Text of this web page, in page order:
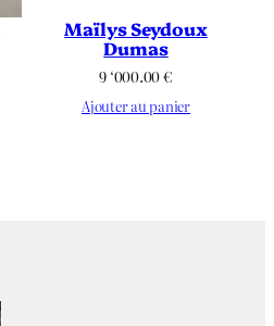
Maïlys Seydoux
Dumas
9 ‘000.00€
Ajouter au panier